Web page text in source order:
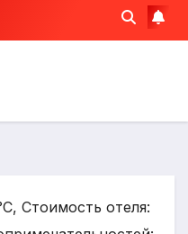
Стоимость отеля: